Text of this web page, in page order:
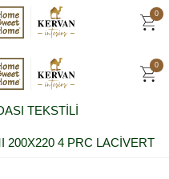
0
0
TEKSTİLİ
200X220 4 PRC LACİVERT